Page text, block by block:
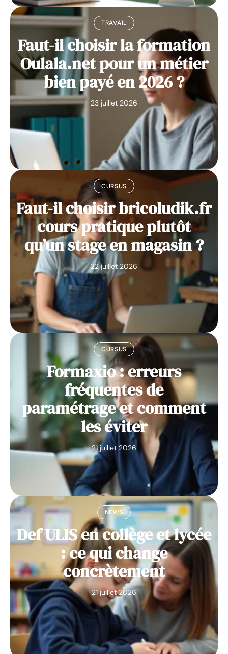
TRAVAIL
Faut-il choisir la formation
Oulala.net pour un métier
bien payé en 2026 ?
23 juillet 2026
CURSUS
Faut-il choisir bricoludik.fr
cours pratique plutôt
qu’un stage en magasin ?
22 juillet 2026
CURSUS
Formaxio : erreurs
fréquentes de
paramétrage et comment
les éviter
21 juillet 2026
NEWS
Def ULIS en collège et lycée
: ce qui change
concrètement
21 juillet 2026